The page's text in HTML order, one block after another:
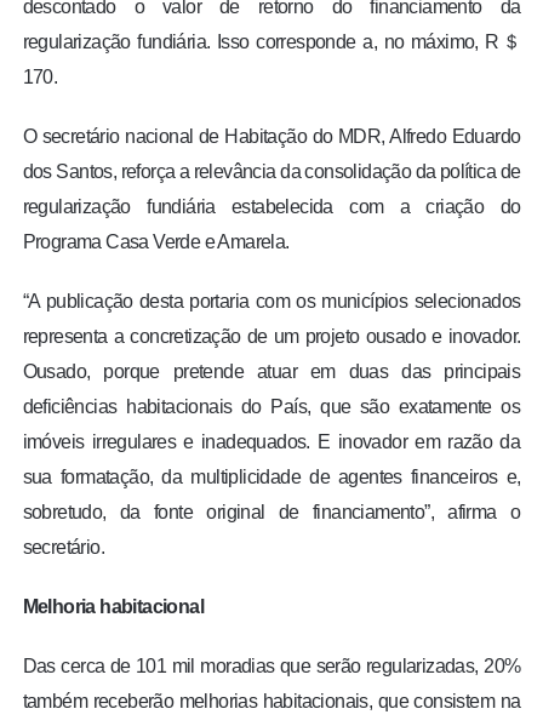
descontado o valor de retorno do financiamento da
regularização fundiária. Isso corresponde a, no máximo, R＄
170.
O secretário nacional de Habitação do MDR, Alfredo Eduardo
dos Santos, reforça a relevância da consolidação da política de
regularização fundiária estabelecida com a criação do
Programa Casa Verde e Amarela.
“A publicação desta portaria com os municípios selecionados
representa a concretização de um projeto ousado e inovador.
Ousado, porque pretende atuar em duas das principais
deficiências habitacionais do País, que são exatamente os
imóveis irregulares e inadequados. E inovador em razão da
sua formatação, da multiplicidade de agentes financeiros e,
sobretudo, da fonte original de financiamento”, afirma o
secretário.
Melhoria habitacional
Das cerca de 101 mil moradias que serão regularizadas, 20%
também receberão melhorias habitacionais, que consistem na